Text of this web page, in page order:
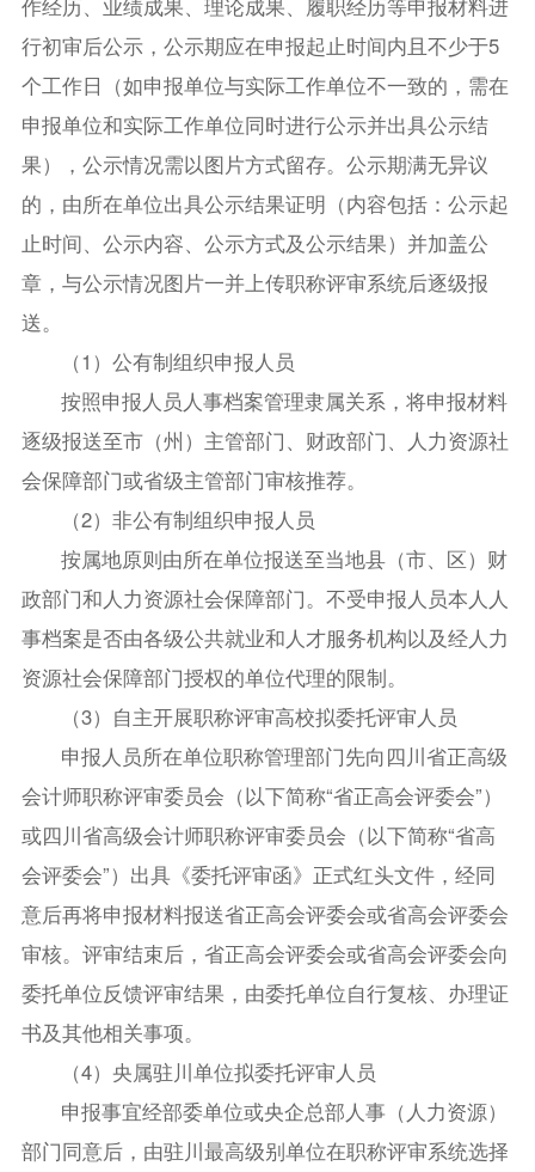
行初审后公示，公示期应在申报起止时间内且不少于5
个工作日（如申报单位与实际工作单位不一致的，需在
申报单位和实际工作单位同时进行公示并出具公示结
果），公示情况需以图片方式留存。公示期满无异议
的，由所在单位出具公示结果证明（内容包括：公示起
止时间、公示内容、公示方式及公示结果）并加盖公
章，与公示情况图片一并上传职称评审系统后逐级报
送。
（1）公有制组织申报人员
按照申报人员人事档案管理隶属关系，将申报材料
逐级报送至市（州）主管部门、财政部门、人力资源社
会保障部门或省级主管部门审核推荐。
（2）非公有制组织申报人员
按属地原则由所在单位报送至当地县（市、区）财
政部门和人力资源社会保障部门。不受申报人员本人人
事档案是否由各级公共就业和人才服务机构以及经人力
资源社会保障部门授权的单位代理的限制。
（3）自主开展职称评审高校拟委托评审人员
申报人员所在单位职称管理部门先向四川省正高级
会计师职称评审委员会（以下简称“省正高会评委会”）
或四川省高级会计师职称评审委员会（以下简称“省高
会评委会”）出具《委托评审函》正式红头文件，经同
意后再将申报材料报送省正高会评委会或省高会评委会
审核。评审结束后，省正高会评委会或省高会评委会向
委托单位反馈评审结果，由委托单位自行复核、办理证
书及其他相关事项。
（4）央属驻川单位拟委托评审人员
申报事宜经部委单位或央企总部人事（人力资源）
部门同意后，由驻川最高级别单位在职称评审系统选择